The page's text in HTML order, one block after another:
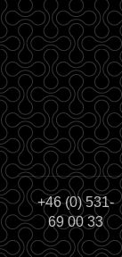
+46 (0) 531-
69 00 33